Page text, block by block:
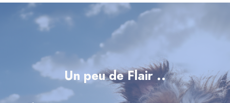
Un peu de Flair ..